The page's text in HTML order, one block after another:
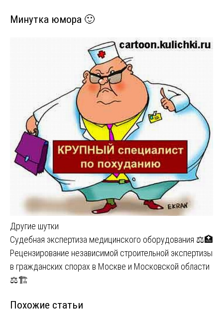
Минутка юмора 🙂
Другие шутки
Навигация
по
записям
Судебная экспертиза медицинского оборудования ⚖️🏥
Рецензирование независимой строительной экспертизы
в гражданских спорах в Москве и Московской области
⚖🏗
Похожие статьи